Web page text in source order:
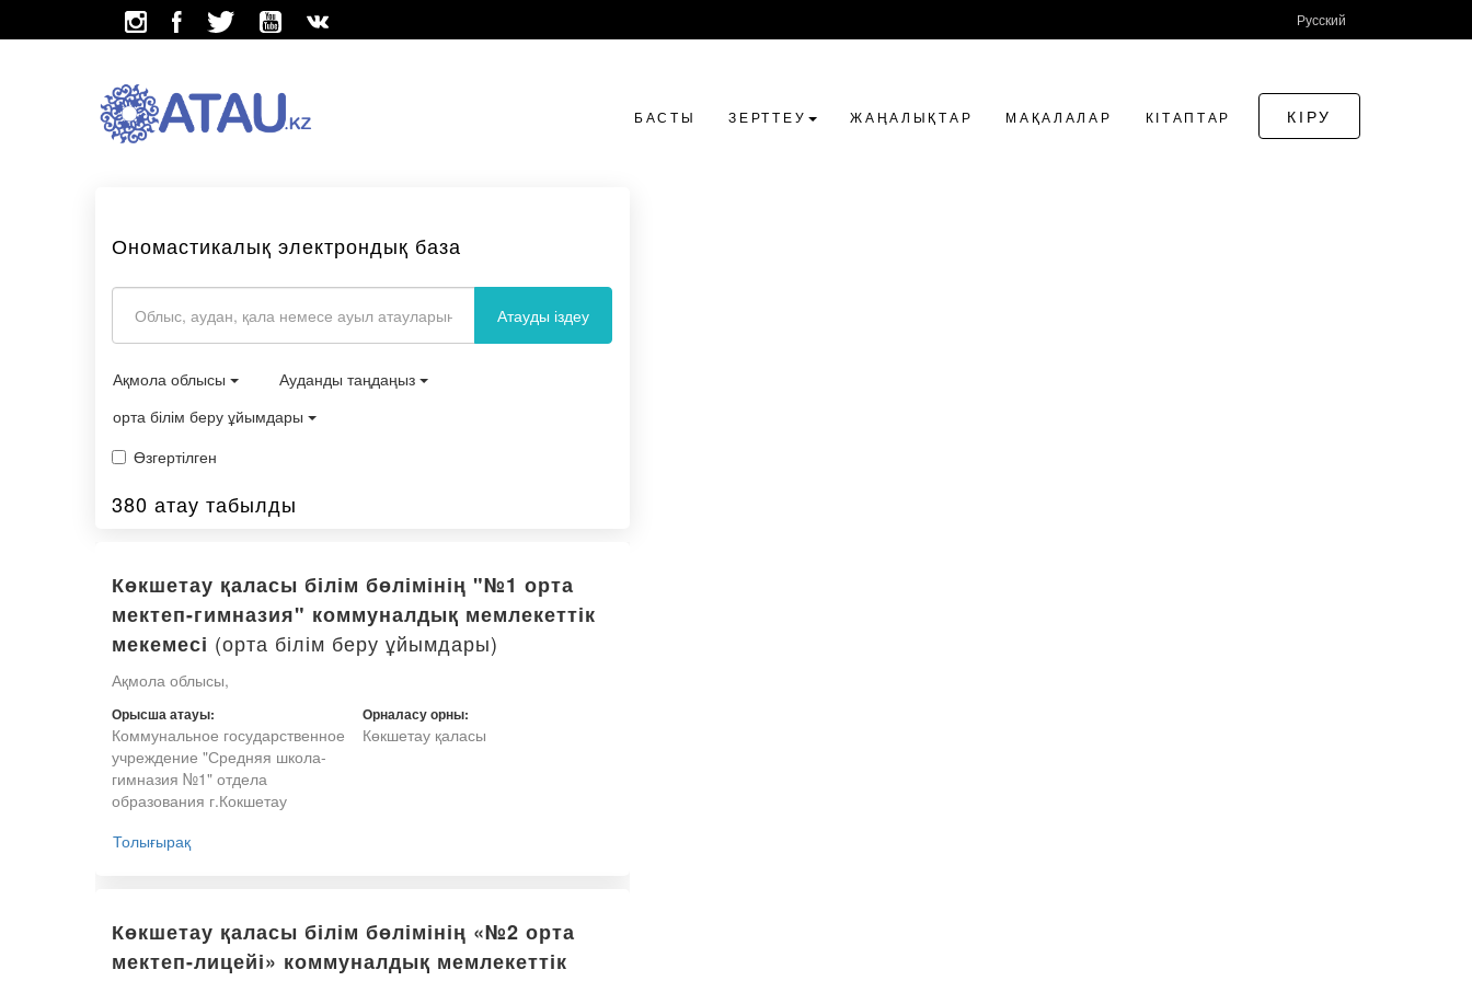
Русский
БАСТЫ ЗЕРТТЕУ ЖАҢАЛЫҚТАР МАҚАЛАЛАР КІТАПТАР КІРУ
Ономастикалық электрондық база
Атауды іздеу
Ақмола облысы
Ауданды таңдаңыз
орта білім беру ұйымдары
Өзгертілген
380 атау табылды
Көкшетау қаласы білім бөлімінің "№1 орта
мектеп-гимназия" коммуналдық мемлекеттік
мекемесі (орта білім беру ұйымдары)
Ақмола облысы,
Орысша атауы:
Коммунальное государственное
учреждение "Средняя школа-
гимназия №1" отдела
образования г.Кокшетау
Орналасу орны:
Көкшетау қаласы
Толығырақ
Көкшетау қаласы білім бөлімінің «№2 орта
мектеп-лицейі» коммуналдық мемлекеттік